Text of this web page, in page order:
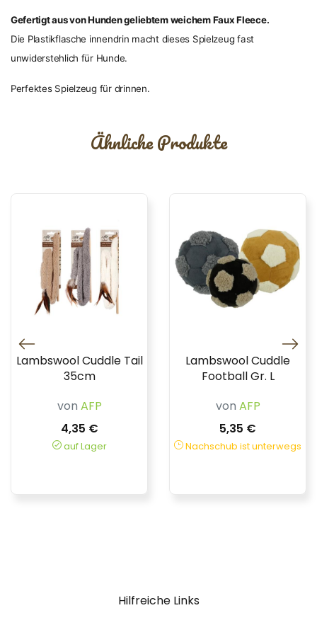
Gefertigt aus von Hunden geliebtem weichem Faux Fleece.
Die Plastikflasche innendrin macht dieses Spielzeug fast
unwiderstehlich für Hunde.
Perfektes Spielzeug für drinnen.
Ähnliche Produkte
Lambswool Cuddle Tail
35cm
von AFP
4,35 €
auf Lager
Lambswool Cuddle
Football Gr. L
von AFP
5,35 €
Nachschub ist unterwegs
Hilfreiche Links